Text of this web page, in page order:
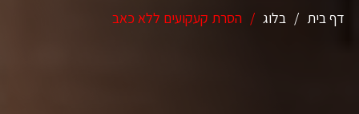
דף בית / בלוג / הסרת קעקועים ללא כאב